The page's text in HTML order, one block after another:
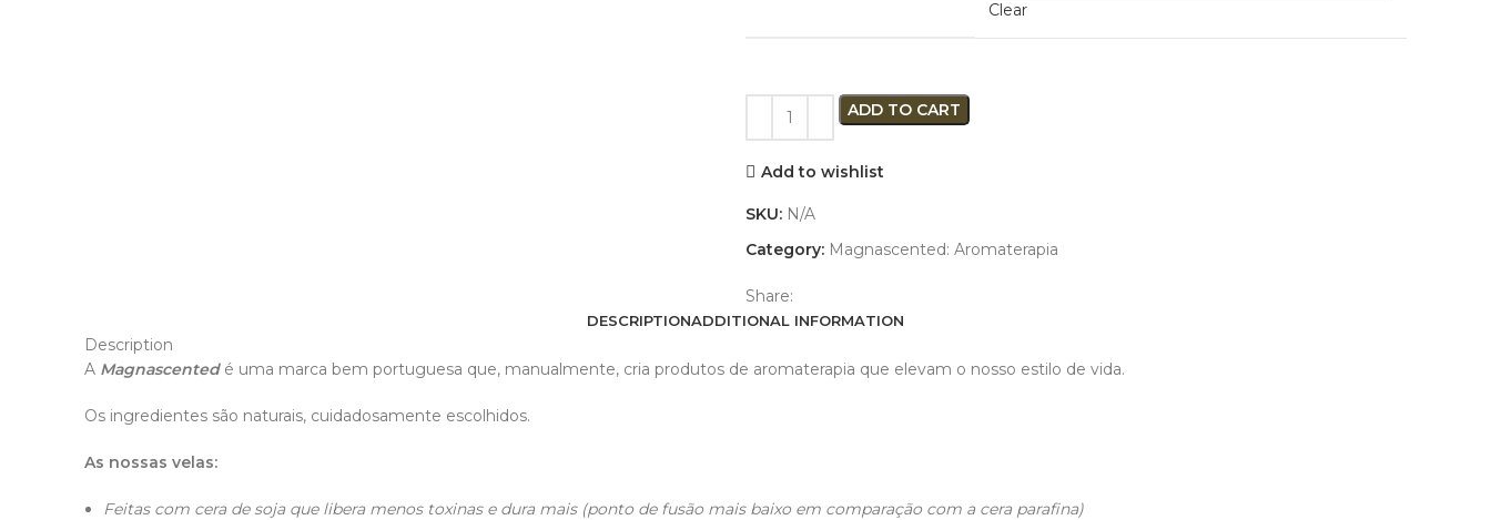
Clear
ADD TO CART
Add to wishlist
SKU: N/A
Category: Magnascented: Aromaterapia
Share:
DESCRIPTIONADDITIONAL INFORMATION
Description
A Magnascented é uma marca bem portuguesa que, manualmente, cria produtos de aromaterapia que elevam o nosso estilo de vida.
Os ingredientes são naturais, cuidadosamente escolhidos.
As nossas velas:
Feitas com cera de soja que libera menos toxinas e dura mais (ponto de fusão mais baixo em comparação com a cera parafina)